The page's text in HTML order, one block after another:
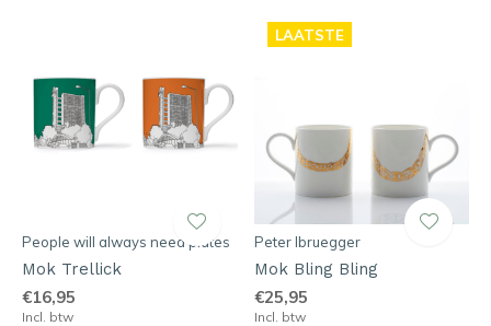
People will always need plates
Mok Trellick
€16,95
Incl. btw
LAATSTE
Peter Ibruegger
Mok Bling Bling
€25,95
Incl. btw